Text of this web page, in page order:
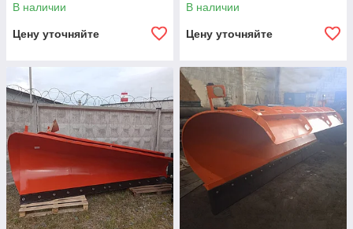
В наличии
Цену уточняйте
В наличии
Цену уточняйте